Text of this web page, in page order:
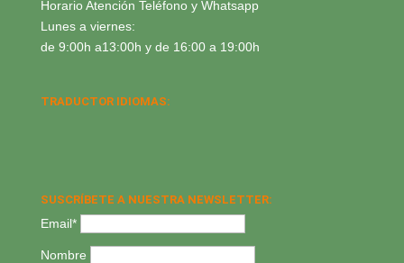
Horario Atención Teléfono y Whatsapp
Lunes a viernes:
de 9:00h a13:00h y de 16:00 a 19:00h
TRADUCTOR IDIOMAS:
SUSCRÍBETE A NUESTRA NEWSLETTER:
Email*
Nombre